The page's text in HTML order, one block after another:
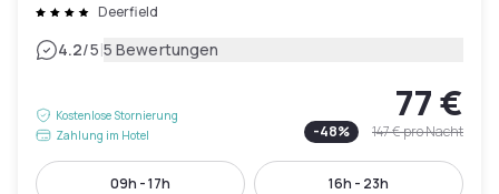
Deerfield
4.2/5|5 Bewertungen
Kostenlose Stornierung
Zahlung im Hotel
77 €
-48% 147 €pro Nacht
09h - 17h 16h - 23h